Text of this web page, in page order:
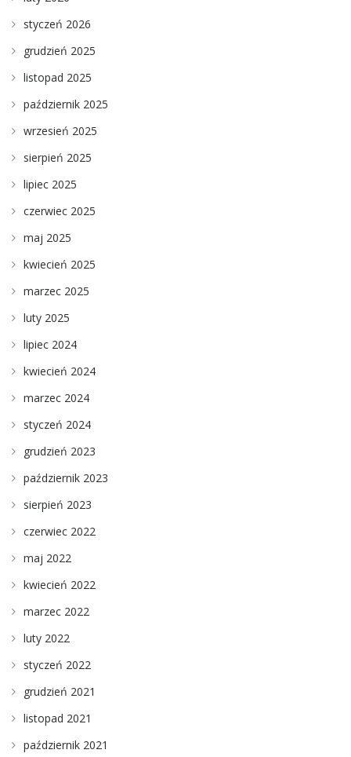
styczeń 2026
grudzień 2025
listopad 2025
październik 2025
wrzesień 2025
sierpień 2025
lipiec 2025
czerwiec 2025
maj 2025
kwiecień 2025
marzec 2025
luty 2025
lipiec 2024
kwiecień 2024
marzec 2024
styczeń 2024
grudzień 2023
październik 2023
sierpień 2023
czerwiec 2022
maj 2022
kwiecień 2022
marzec 2022
luty 2022
styczeń 2022
grudzień 2021
listopad 2021
październik 2021